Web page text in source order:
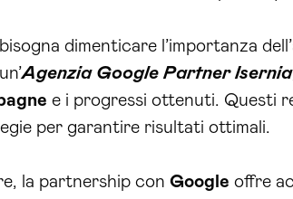
dimenticare l’importanza
Agenzia Google Partner Isernia
e i progressi ottenuti. Questi
per garantire risultati ottimali.
la partnership con Google offre